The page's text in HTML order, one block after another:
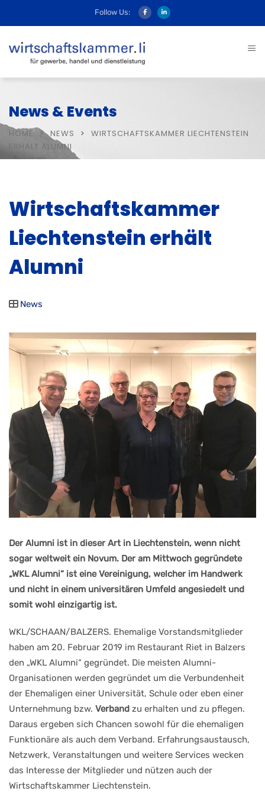
Follow Us:
News & Events
HOME NEWS
WIRTSCHAFTSKAMMER LIECHTENSTEIN
ERHÄLT ALUMNI
Wirtschaftskammer
Liechtenstein erhält
Alumni
News
Der Alumni ist in dieser Art in Liechtenstein, wenn nicht
sogar weltweit ein Novum. Der am Mittwoch gegründete
„WKL Alumni“ ist eine Vereinigung, welcher im Handwerk
und nicht in einem universitären Umfeld angesiedelt und
somit wohl einzigartig ist.
WKL/SCHAAN/BALZERS. Ehemalige Vorstandsmitglieder
haben am 20. Februar 2019 im Restaurant Riet in Balzers
den „WKL Alumni“ gegründet. Die meisten Alumni-
Organisationen werden gegründet um die Verbundenheit
der Ehemaligen einer Universität, Schule oder eben einer
Unternehmung bzw. Verband zu erhalten und zu pflegen.
Daraus ergeben sich Chancen sowohl für die ehemaligen
Funktionäre als auch dem Verband. Erfahrungsaustausch,
Netzwerk, Veranstaltungen und weitere Services wecken
das Interesse der Mitglieder und nützen auch der
Wirtschaftskammer Liechtenstein.